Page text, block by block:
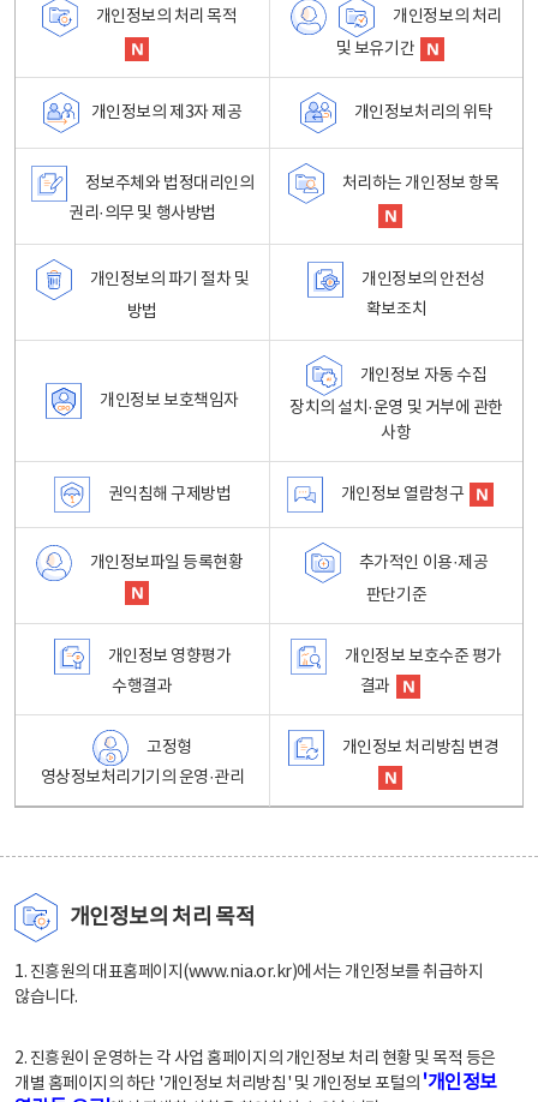
개인정보의 처리 목적
개인정보의 처리
및 보유기간
개인정보의 제3자 제공 개인정보처리의 위탁
정보주체와 법정대리인의
권리·의무 및 행사방법
처리하는 개인정보 항목
개인정보의 파기 절차 및
방법
개인정보의 안전성
확보조치
개인정보 보호책임자
개인정보 자동 수집
장치의 설치·운영 및 거부에 관한
사항
권익침해 구제방법 개인정보 열람청구
개인정보파일 등록현황
추가적인 이용·제공
판단기준
개인정보 영향평가
수행결과
개인정보 보호수준 평가
결과
고정형
영상정보처리기기의 운영·관리
개인정보 처리방침 변경
개인정보의 처리 목적
1. 진흥원의 대표홈페이지(www.nia.or.kr)에서는 개인정보를 취급하지
않습니다.
2. 진흥원이 운영하는 각 사업 홈페이지의 개인정보 처리 현황 및 목적 등은
개별 홈페이지의 하단 '개인정보 처리방침' 및 개인정보 포털의 '개인정보